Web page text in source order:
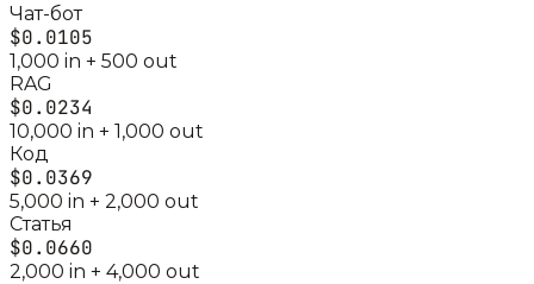
Чат-бот
$0.0105
1,000 in + 500 out
RAG
$0.0234
10,000 in + 1,000 out
Код
$0.0369
5,000 in + 2,000 out
Статья
$0.0660
2,000 in + 4,000 out